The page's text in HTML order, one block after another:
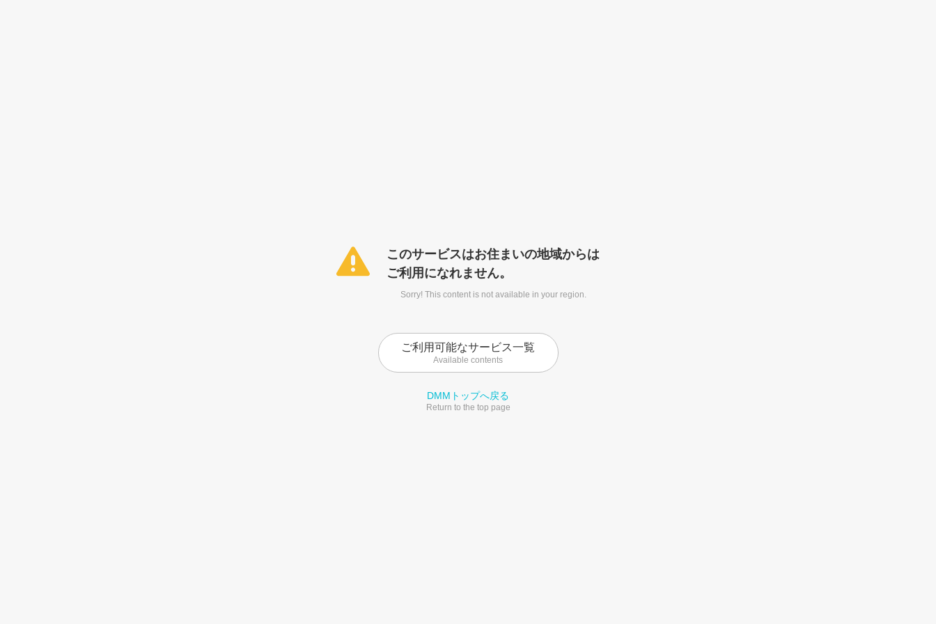
このサービスはお住まいの地域からは
ご利用になれません。
Sorry! This content is not available in your region.
ご利用可能なサービス一覧
Available contents
DMMトップへ戻る
Return to the top page